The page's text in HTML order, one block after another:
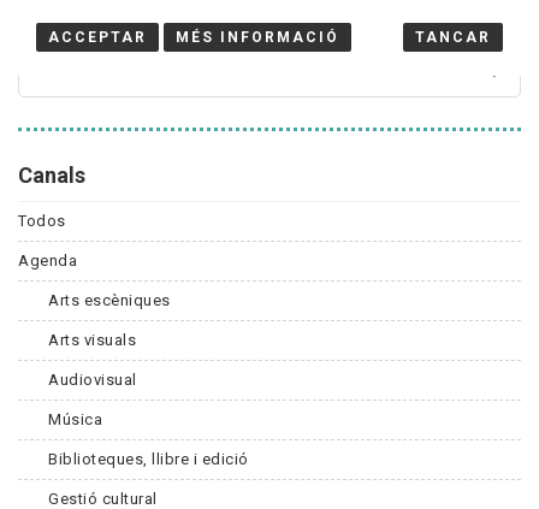
Canals
Todos
Agenda
Arts escèniques
Arts visuals
Audiovisual
Música
Biblioteques, llibre i edició
Gestió cultural
ACCEPTAR MÉS INFORMACIÓ TANCAR